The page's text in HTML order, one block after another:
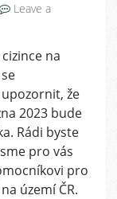
Leave a
na
že
2023 bude
Rádi byste
pro vás
pro
území ČR.